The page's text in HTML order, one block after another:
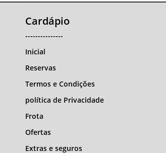
Cardápio
---------------
Inicial
Reservas
Termos e Condições
política de Privacidade
Frota
Ofertas
Extras e seguros